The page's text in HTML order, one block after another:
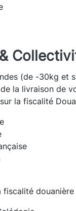
(de -30kg et
la livraison de
la fiscalité
fiscalité